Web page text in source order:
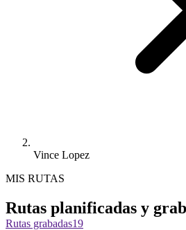
Vince Lopez
MIS RUTAS
Rutas planificadas y
Rutas grabadas19